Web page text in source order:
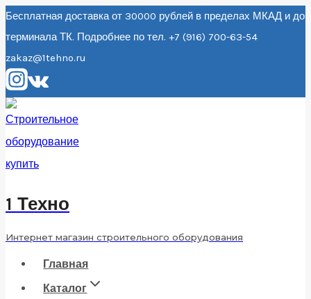
Перейти
к
содержанию
Бесплатная доставка от 30000 рублей в пределах МКАД и до
терминала ТК. Подробнее по тел. +7 (916) 700-63-54
zakaz@1tehno.ru
1 Техно
Интернет магазин строительного оборудования
Главная
Каталог